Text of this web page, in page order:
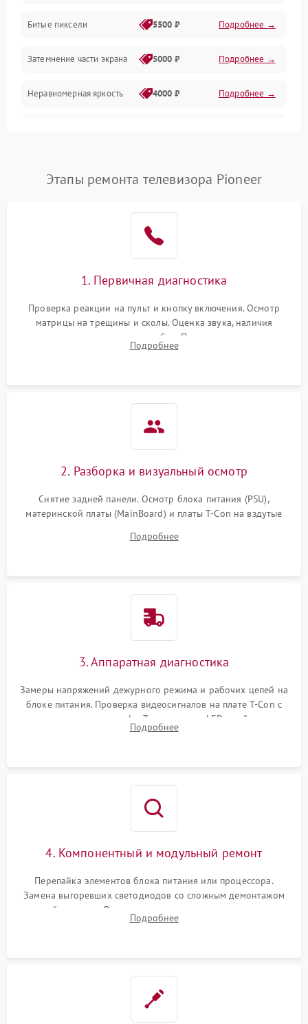
Механические повреждения
Программное обеспечение
Сеть и подключения
Битые пиксели 5500 ₽ Подробнее →
Затемнение части экрана 5000 ₽ Подробнее →
Неравномерная яркость 4000 ₽ Подробнее →
Этапы ремонта телевизора Pioneer
1. Первичная диагностика
Проверка реакции на пульт и кнопку включения. Осмотр
матрицы на трещины и сколы. Оценка звука, наличия
подсветки и индикаторов ошибок. Подключение тестовых
источников сигнала для выявления симптомов поломки.
Подробнее
2. Разборка и визуальный осмотр
Снятие задней панели. Осмотр блока питания (PSU),
материнской платы (MainBoard) и платы T-Con на вздутые
Проверка надежности фиксации и целостности шлейфов.
Подробнее
3. Аппаратная диагностика
Замеры напряжений дежурного режима и рабочих цепей на
блоке питания. Проверка видеосигналов на плате T-Con с
помощью осциллографа. Тестирование LED-драйвера и
светодиодных планок подсветки мультиметром.
Подробнее
4. Компонентный и модульный ремонт
Перепайка элементов блока питания или процессора.
Замена выгоревших светодиодов со сложным демонтажом
хрупкой матрицы. Восстановление поврежденных дорожек,
прошивка микросхем памяти EEPROM
Подробнее